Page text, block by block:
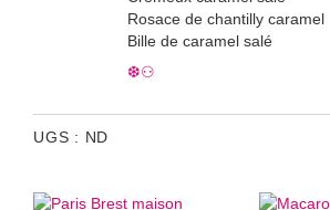
Rosace de chantilly caramel
Bille de caramel salé
❆⚇
UGS : ND